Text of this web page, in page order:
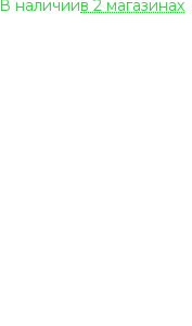
В наличиив 2 магазинах